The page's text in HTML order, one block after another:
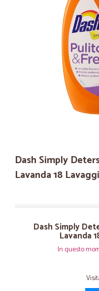
Dash Simply
Lavanda 18
Dash Simply
Lavanda
In questo